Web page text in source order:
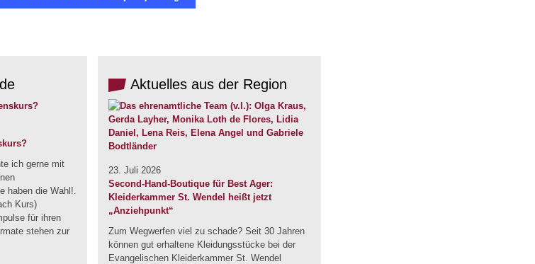
ich gerne mit
haben die Wahl!.
Kurs)
für ihren
stehen zur
Aktuelles aus der Region
23. Juli 2026
Second-Hand-Boutique für Best Ager:
Kleiderkammer St. Wendel heißt jetzt
„Anziehpunkt“
Zum Wegwerfen viel zu schade? Seit 30 Jahren
können gut erhaltene Kleidungsstücke bei der
Evangelischen Kleiderkammer St. Wendel